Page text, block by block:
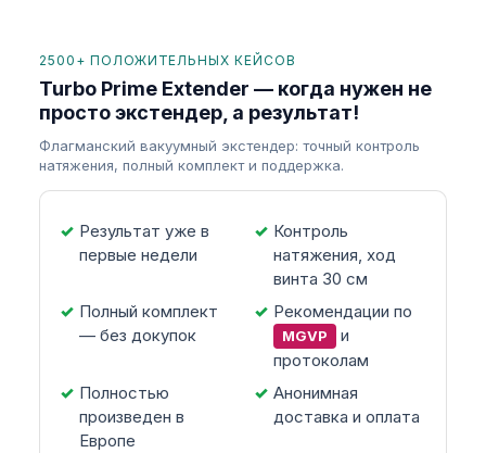
2500+ ПОЛОЖИТЕЛЬНЫХ КЕЙСОВ
Turbo Prime Extender — когда нужен не
просто экстендер, а результат!
Флагманский вакуумный экстендер: точный контроль
натяжения, полный комплект и поддержка.
Результат уже в
первые недели
Контроль
натяжения, ход
винта 30 см
Полный комплект
— без докупок
Рекомендации по
MGVP
и
протоколам
Полностью
произведен в
Европе
Анонимная
доставка и оплата